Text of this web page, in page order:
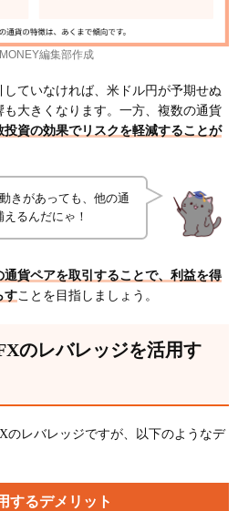
編集部作成
ていなければ、米ドル円が予期せぬ
大きくなります。一方、複数の通貨
投資の効果でリスクを軽減することが
きがあっても、他の通
るんだにゃ！
通貨ペアを取引することで、利益を得
すことを目指しましょう。
のレバレッジを活用す
のレバレッジですが、以下のようなデ
するデメリット